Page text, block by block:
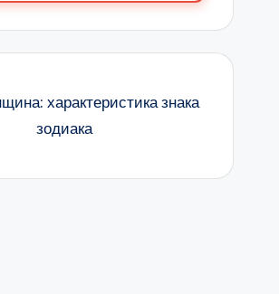
характеристика знака
зодиака